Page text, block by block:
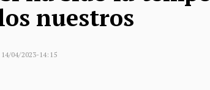
nuestros
14/04/2023-14:15